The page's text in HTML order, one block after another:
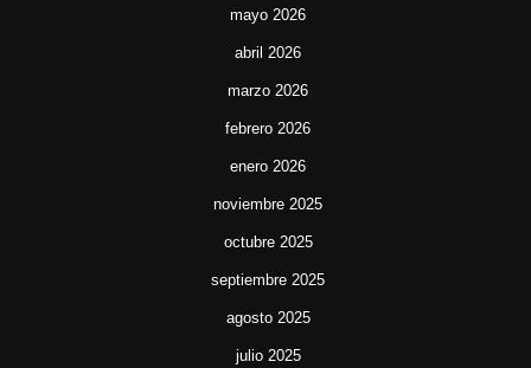
mayo 2026
abril 2026
marzo 2026
febrero 2026
enero 2026
noviembre 2025
octubre 2025
septiembre 2025
agosto 2025
julio 2025